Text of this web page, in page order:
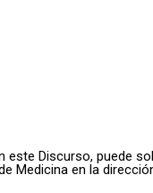
este Discurso, puede
Medicina en la